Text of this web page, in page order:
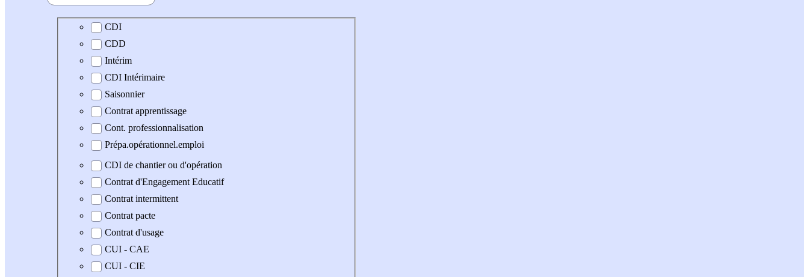
Type de contrat
CDI
CDD
Intérim
CDI Intérimaire
Saisonnier
Contrat apprentissage
Cont. professionnalisation
Prépa.opérationnel.emploi
CDI de chantier ou d'opération
Contrat d'Engagement Educatif
Contrat intermittent
Contrat pacte
Contrat d'usage
CUI - CAE
CUI - CIE